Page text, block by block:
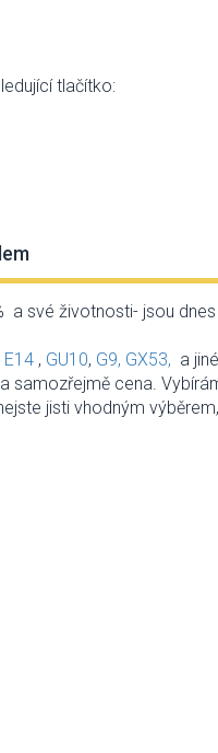
tlačítko:
své životnosti- jsou
E14, GU10, G9, GX53, a
samozřejmě cena.
jisti vhodným